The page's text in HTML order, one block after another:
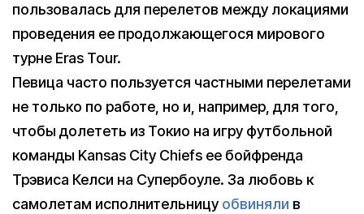
пользовалась для перелетов между локациями
проведения ее продолжающегося мирового
турне Eras Tour.
Певица часто пользуется частными перелетами
не только по работе, но и, например, для того,
чтобы долететь из Токио на игру футбольной
команды Kansas City Chiefs ее бойфренда
Трэвиса Келси на Супербоуле. За любовь к
самолетам исполнительницуобвиняли в